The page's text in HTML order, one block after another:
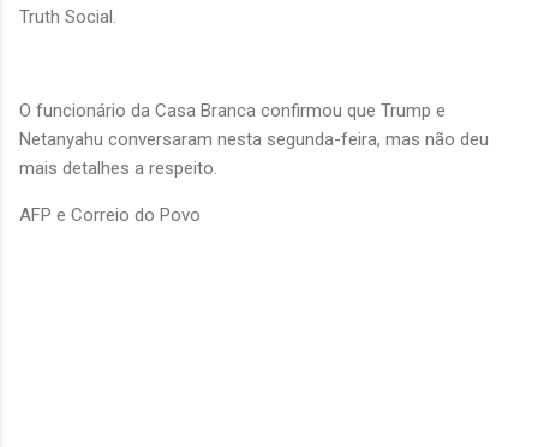
Truth Social.
O funcionário da Casa Branca confirmou que Trump e
Netanyahu conversaram nesta segunda-feira, mas não deu
mais detalhes a respeito.
AFP e Correio do Povo